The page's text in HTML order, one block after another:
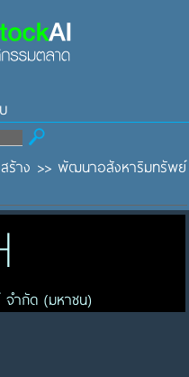
ร้าง >> พัฒนาอสังหาริมทรัพย์
จำกัด (มหาชน)